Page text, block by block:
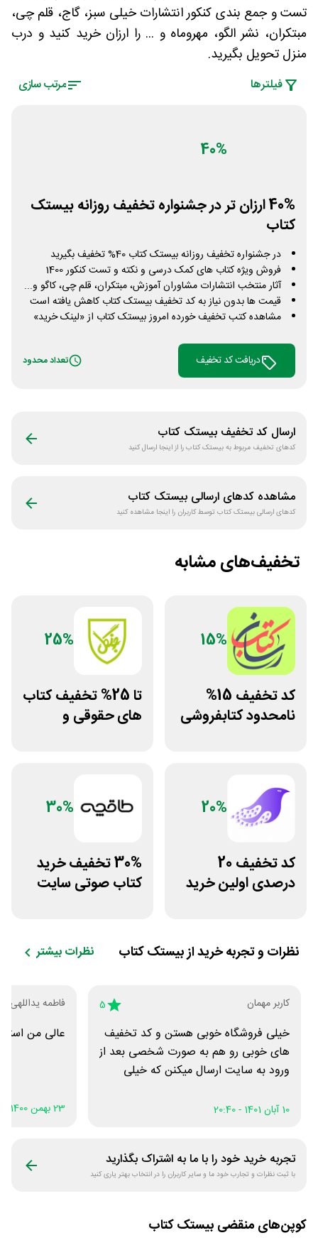
تست و جمع بندی کنکور انتشارات خیلی سبز، گاج، قلم چی،
مبتکران، نشر الگو، مهروماه و ... را ارزان خرید کنید و درب
منزل تحویل بگیرید.
فیلتر‌ها مرتب سازی
40%
40% ارزان تر در جشنواره تخفیف روزانه بیستک
کتاب
در جشنواره تخفیف روزانه بیستک کتاب 40% تخفیف بگیرید
فروش ویژه کتاب های کمک درسی و نکته و تست کنکور 1400
آثار منتخب انتشارات مشاوران آموزش، مبتکران، قلم چی، کاگو و...
قیمت ها بدون نیاز به کد تخفیف بیستک کتاب کاهش یافته است
مشاهده کتب تخفیف خورده امروز بیستک کتاب از «لینک خرید»
دریافت کد تخفیف تعداد محدود
ارسال کد تخفیف بیستک کتاب
کدهای تخفیف مربوط بهبیستک کتابرا از اینجا ارسال کنید
مشاهده کدهای ارسالی بیستک کتاب
کدهای ارسالیبیستک کتاب توسط کاربران را اینجا مشاهده کنید
تخفیف‌های مشابه
15%
کد تخفیف 15%
نامحدود کتابفروشی
25%
تا 25% تخفیف کتاب
های حقوقی و
20%
کد تخفیف 20
درصدی اولین خرید
30%
30% تخفیف خرید
کتاب صوتی سایت
نظرات و تجربه خرید ازبیستک کتاب نظرات بیشتر
کاربر مهمان 5
خیلی فروشگاه خوبی هستن و کد تخفیف
های خوبی رو هم به صورت شخصی بعد از
ورود به سایت ارسال میکنن که خیلی
10 آبان 1401 - 20:40
فاطمه یداللهی
عالی من
23 بهمن 1400 - 17:14
تجربه خرید خود را با ما به اشتراک بگذارید
با ثبت نظرات و تجارب خود ما و سایر کاربران را در انتخاب بهتر یاری کنید
کوپن‌های منقضی بیستک کتاب